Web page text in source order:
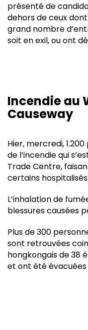
présenté de
dehors de ceux
grand nombre
soit en exil, ou ont
Incendie au
Causeway
Hier, mercredi,
de l’incendie qui
Trade Centre,
certains hospitalisés.
L’inhalation de
blessures causées
Plus de 300
sont retrouvées
hongkongais de 38
et ont été